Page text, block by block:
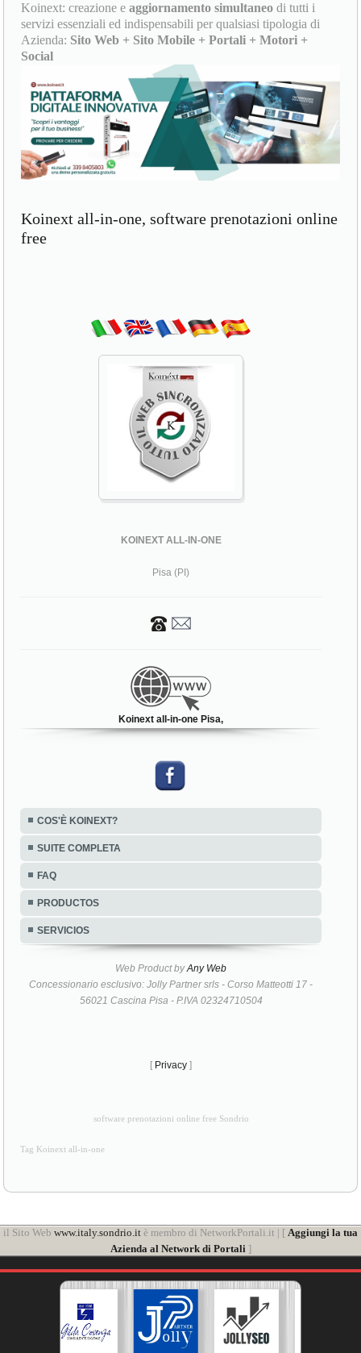
Koinext: creazione eaggiornamento simultaneo di tutti i
servizi essenziali ed indispensabili per qualsiasi tipologia di
Azienda: Sito Web + Sito Mobile + Portali + Motori +
Social
Koinext all-in-one, software prenotazioni online
free
KOINEXT ALL-IN-ONE
Pisa (PI)
Koinext all-in-one Pisa,
COS'È KOINEXT?
SUITE COMPLETA
FAQ
PRODUCTOS
SERVICIOS
Web Product byAny Web
Concessionario esclusivo: Jolly Partner srls - Corso Matteotti 17 -
56021 Cascina Pisa - P.IVA 02324710504
[ Privacy ]
software prenotazioni online free Sondrio
Tag Koinext all-in-one
il Sito Web www.italy.sondrio.it è membro di NetworkPortali.it | [ Aggiungi la tua
Azienda al Network di Portali]